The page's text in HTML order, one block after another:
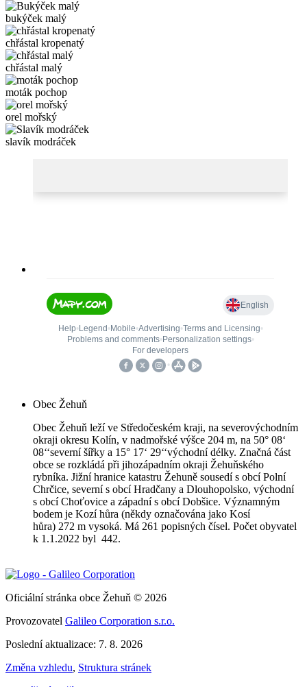
bukýček malý
chřástal kropenatý
chřástal malý
moták pochop
orel mořský
slavík modráček
Obec Žehuň
Obec Žehuň leží ve Středočeském kraji, na severovýchodním
okraji okresu Kolín, v nadmořské výšce 204 m, na 50° 08‘
08‘‘severní šířky a 15° 17‘ 29‘‘východní délky. Značná část
obce se rozkládá při jihozápadním okraji Žehuňského
rybníka. Jižní hranice katastru Žehuně sousedí s obcí Polní
Chrčice, severní s obcí Hradčany a Dlouhopolsko, východní
s obcí Choťovice a západní s obcí Dobšice. Významným
bodem je Kozí hůra (někdy označována jako Kosí
hůra) 272 m vysoká. Má 261 popisných čísel. Počet obyvatel
k 1.1.2022 byl 442.
Oficiální stránka obce Žehuň © 2026
Provozovatel Galileo Corporation s.r.o.
Poslední aktualizace: 7. 8. 2026
Změna vzhledu, Struktura stránek